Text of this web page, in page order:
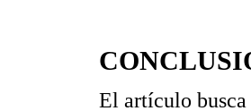
El artículo busca